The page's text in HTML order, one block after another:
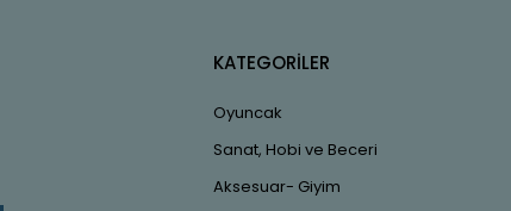
KATEGORİLER
Oyuncak
Sanat, Hobi ve Beceri
Aksesuar- Giyim